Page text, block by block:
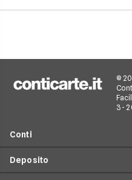
©
3 -
Conti
Conto corrente
Deposito